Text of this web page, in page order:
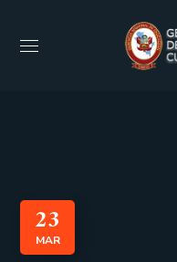
23
MAR